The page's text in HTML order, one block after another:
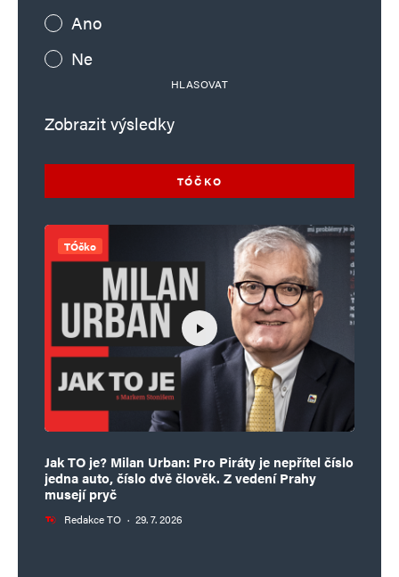
Ano
Ne
HLASOVAT
Zobrazit výsledky
TÓČKO
TÓčko
Jak TO je? Milan Urban: Pro Piráty je nepřítel číslo
jedna auto, číslo dvě člověk. Z vedení Prahy
musejí pryč
Redakce TO · 29. 7. 2026